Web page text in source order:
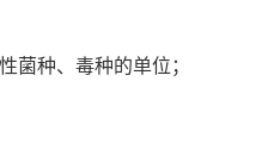
菌种、毒种的单位；